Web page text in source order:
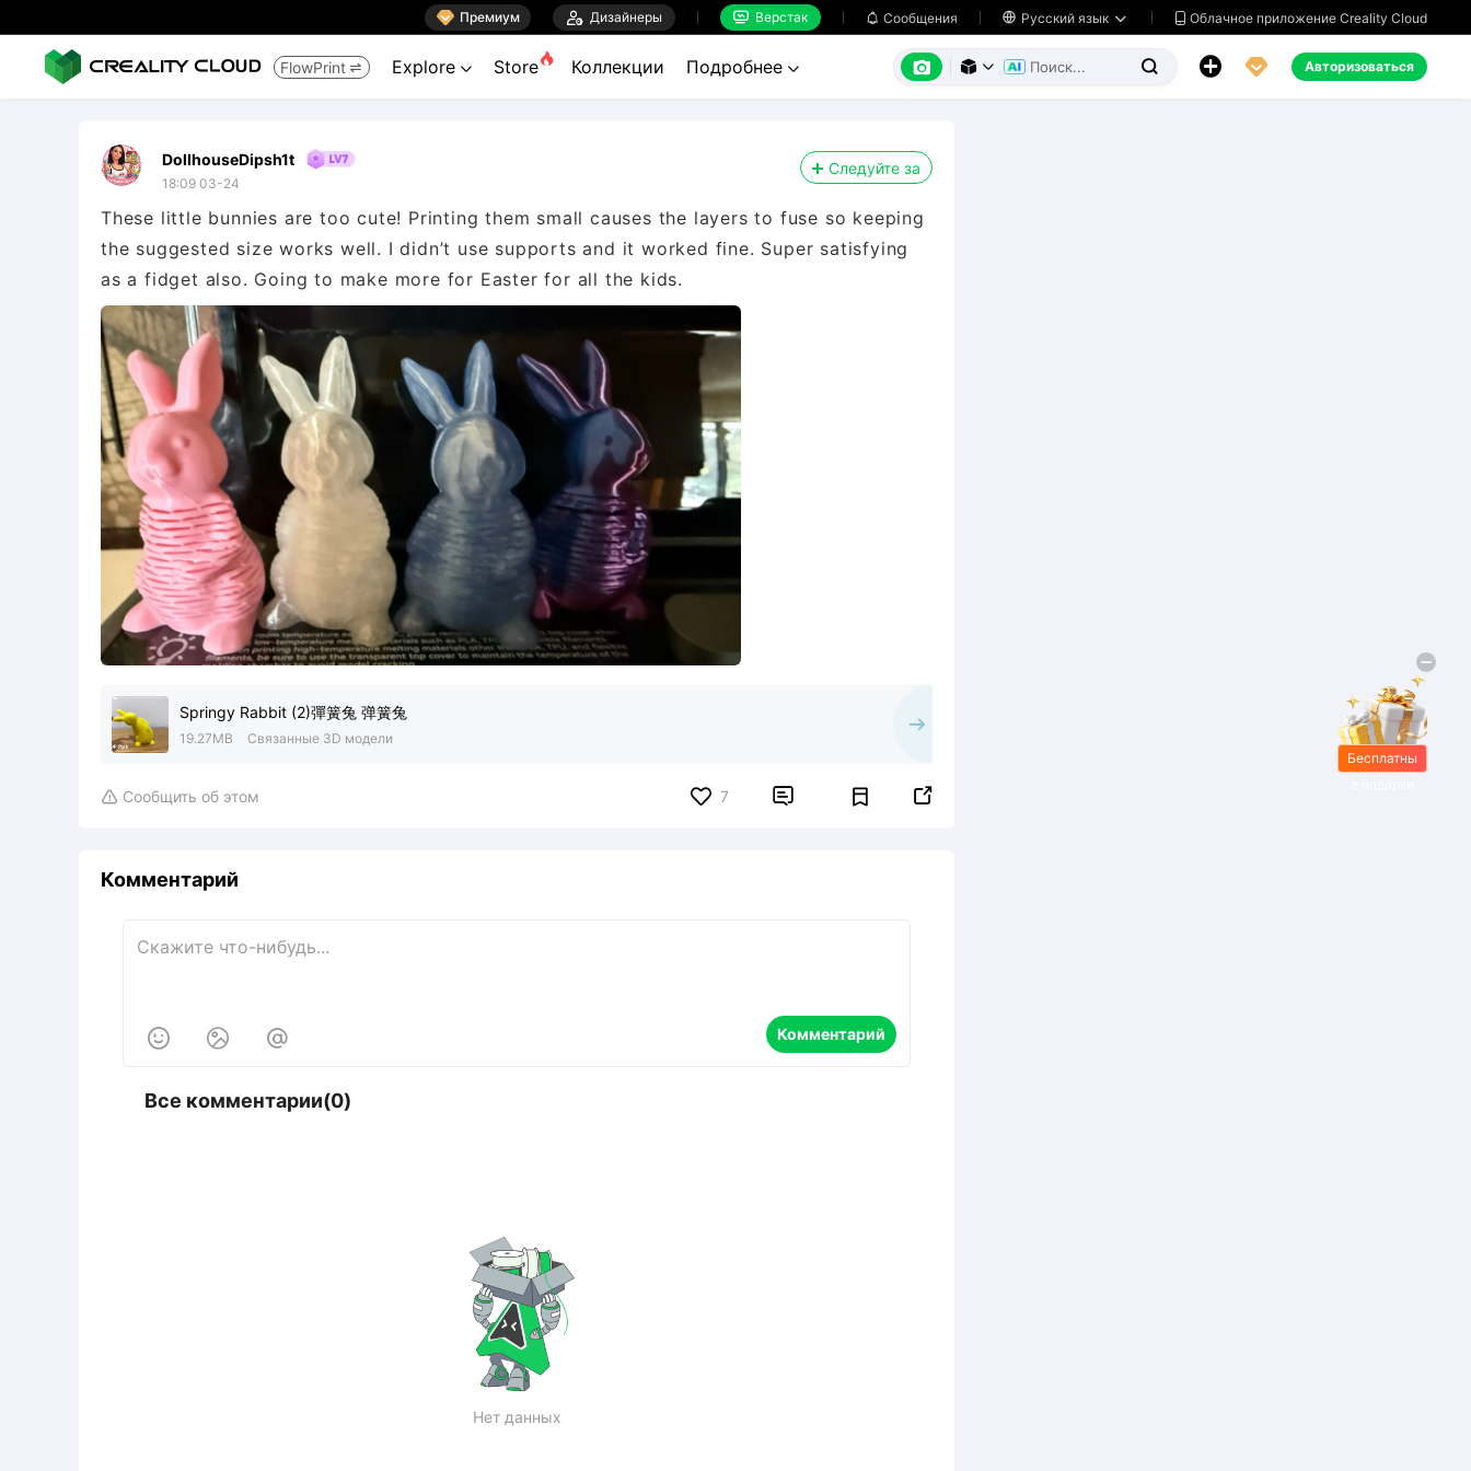
 Премиум  Дизайнеры  Верстак  Сообщения  Русский язык   Облачное приложение Creality Cloud
FlowPrint  Explore  Store Коллекции Подробнее        Авторизоваться
DollhouseDipsh1t
18:09 03-24
Следуйте за
These little bunnies are too cute! Printing them small causes the layers to fuse so keeping
the suggested size works well. I didn’t use supports and it worked fine. Super satisfying
as a fidget also. Going to make more for Easter for all the kids.
Springy Rabbit (2)彈簧兔 弹簧兔
19.27MB Связанные 3D модели
 Сообщить об этом 7  
Комментарий
   Комментарий
Все комментарии(0)
Нет данных
Бесплатны